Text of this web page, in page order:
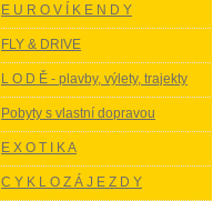
E U R O V Í K E N D Y
FLY & DRIVE
L O D Ě - plavby, výlety, trajekty
Pobyty s vlastní dopravou
E X O T I K A
C Y K L O Z Á J E Z D Y